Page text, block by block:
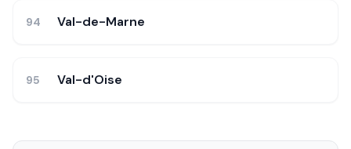
94 Val-de-Marne
95 Val-d'Oise